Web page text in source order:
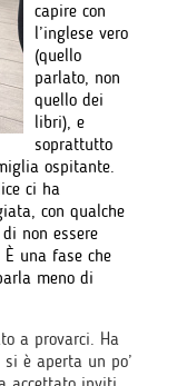
capire con
l’inglese vero
(quello
parlato, non
quello dei
libri), e
soprattutto
ospitante.
ci ha
con qualche
non essere
una fase che
meno di
a provarci. Ha
è aperta un po’